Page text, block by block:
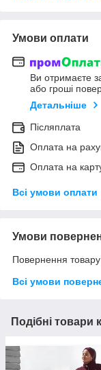
Умови оплати
Ви отримаєте
або гроші
Детальніше
Післяплата
Оплата на
Оплата на
Всі умови оплати
Умови
Повернення
Всі умови
Подібні товари